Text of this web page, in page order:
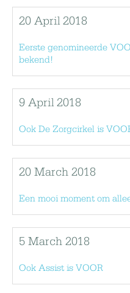
20 April 2018
Eerste genomineerde
bekend!
9 April 2018
Ook De Zorgcirkel is
20 March 2018
Een mooi moment om
5 March 2018
Ook Assist is VOOR